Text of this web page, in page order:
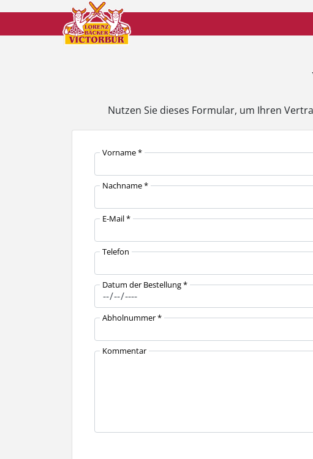
Nutzen Sie dieses Formular, um Ihren
Vorname *
Nachname *
E-Mail *
Telefon
Datum der Bestellung *
Abholnummer *
Kommentar